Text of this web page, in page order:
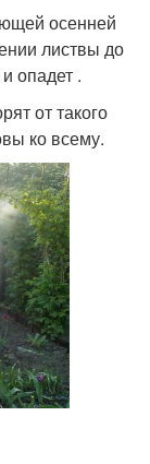
осенней
листвы до
опадет .
от такого
ко всему.